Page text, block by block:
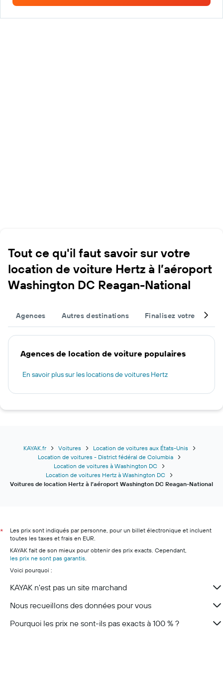
Tout ce qu'il faut savoir sur votre
location de voiture Hertz à l’aéroport
Washington DC Reagan-National
Agences Autres destinations Finalisez votre voyage
Agences de location de voiture populaires
En savoir plus sur les locations de voitures Hertz
KAYAK.fr Voitures
Location de voitures aux États-Unis
Location de voitures - District fédéral de Columbia
Location de voitures à Washington DC
Location de voitures Hertz à Washington DC
Voitures de location Hertz à l’aéroport Washington DC Reagan-National
*
Les prix sont indiqués par personne, pour un billet électronique et incluent
toutes les taxes et frais en EUR.
KAYAK fait de son mieux pour obtenir des prix exacts. Cependant,
les prix ne sont pas garantis
Voici pourquoi :
KAYAK n'est pas un site marchand
Nous recueillons des données pour vous
Pourquoi les prix ne sont-ils pas exacts à 100 % ?